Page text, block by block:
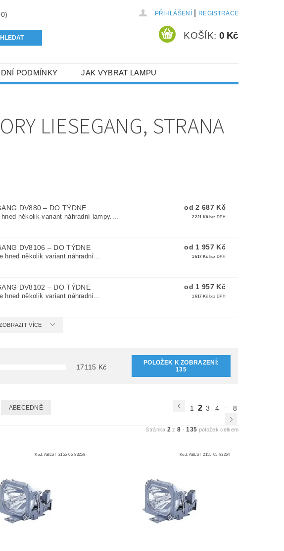
PŘIHLÁŠENÍ REGISTRACE
KOŠÍK: 0 Kč
PODMÍNKY JAK VYBRAT LAMPU
LIESEGANG, STRANA
DV880– DO TÝDNE
několik variant náhradní lampy....
od 2 687 Kč
2 221 Kč bez DPH
DV8106 – DO TÝDNE
hned několik variant náhradní...
od 1 957 Kč
1 617 Kč bez DPH
DV8102 – DO TÝDNE
hned několik variant náhradní...
od 1 957 Kč
1 617 Kč bez DPH
VÍCE
17115 Kč
POLOŽEK K ZOBRAZENÍ:
135
ABECEDNĚ 1 2 3 4 ... 8
Stránka 2 z8 -135 položek celkem
Kód: ABLST-2155-05-83259 Kód: ABLST-2155-05-83264